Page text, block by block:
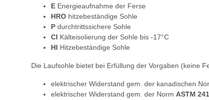
E Energieaufnahme der Ferse
HRO hitzebeständige Sohle
P durchtrittssichere Sohle
CI Kälteisolierung der Sohle bis -17°C
HI Hitzebeständige Sohle
Die Laufsohle bietet bei Erfüllung der Vorgaben (keine
elektrischer Widerstand gem. der kanadischen
elektrischer Widerstand gem. der Norm ASTM